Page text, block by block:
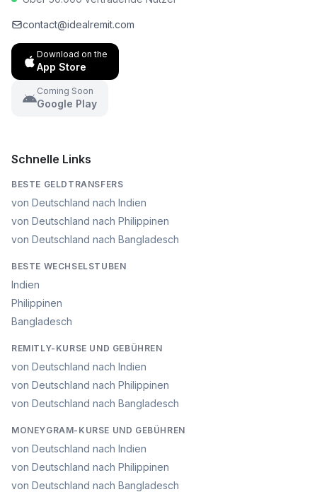
contact@idealremit.com
Download on the
App Store
Coming Soon
Google Play
Schnelle Links
BESTE GELDTRANSFERS
von Deutschland nach Indien
von Deutschland nach Philippinen
von Deutschland nach Bangladesch
BESTE WECHSELSTUBEN
Indien
Philippinen
Bangladesch
REMITLY-KURSE UND GEBÜHREN
von Deutschland nach Indien
von Deutschland nach Philippinen
von Deutschland nach Bangladesch
MONEYGRAM-KURSE UND GEBÜHREN
von Deutschland nach Indien
von Deutschland nach Philippinen
von Deutschland nach Bangladesch